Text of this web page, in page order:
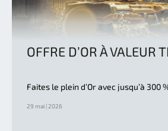
OFFRE D’OR À VALEUR
Faites le plein d’Or avec jusqu’à 300
29 mai | 2026